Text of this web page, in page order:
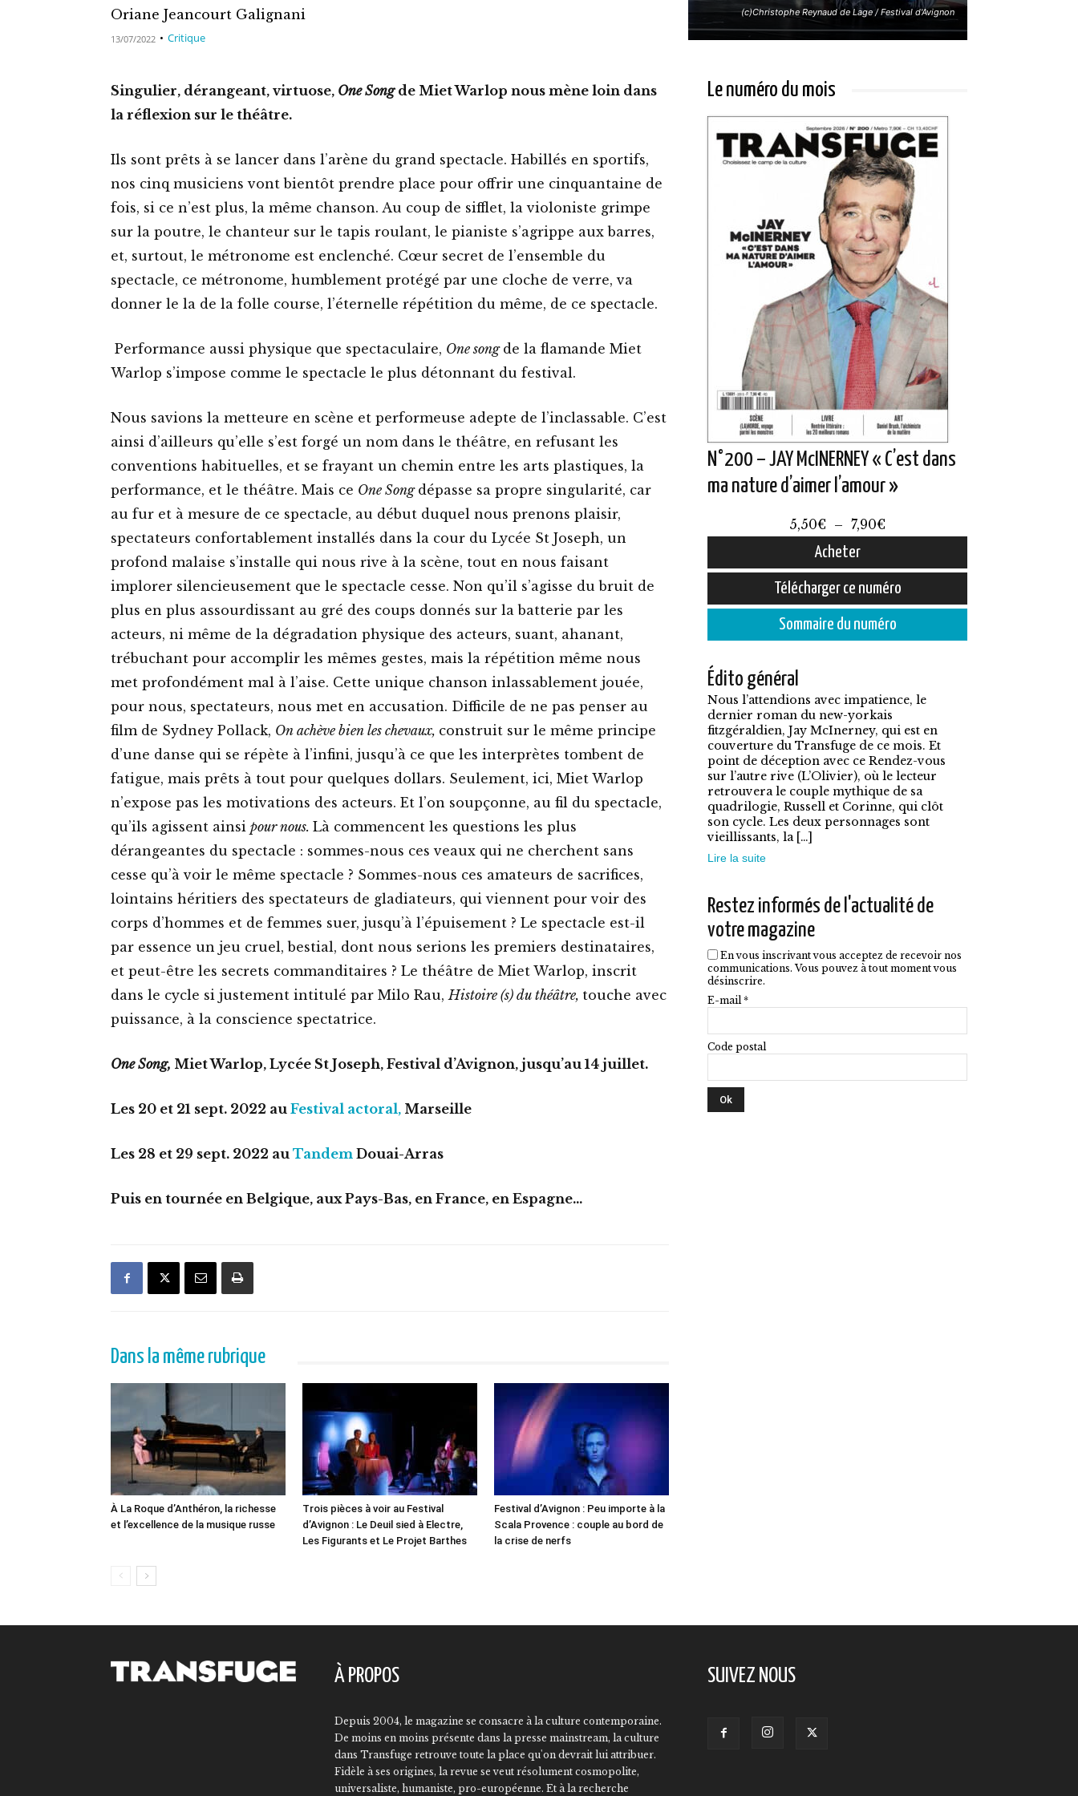
(c)Christophe Reynaud de Lage / Festival d'Avignon
Oriane Jeancourt Galignani
13/07/2022 Critique
Singulier, dérangeant, virtuose, One Song de Miet Warlop nous mène loin dans
la réflexion sur le théâtre.
Ils sont prêts à se lancer dans l’arène du grand spectacle. Habillés en sportifs,
nos cinq musiciens vont bientôt prendre place pour offrir une cinquantaine de
fois, si ce n’est plus, la même chanson. Au coup de sifflet, la violoniste grimpe
sur la poutre, le chanteur sur le tapis roulant, le pianiste s’agrippe aux barres,
et, surtout, le métronome est enclenché. Cœur secret de l’ensemble du
spectacle, ce métronome, humblement protégé par une cloche de verre, va
donner le la de la folle course, l’éternelle répétition du même, de ce spectacle.
Performance aussi physique que spectaculaire, One song de la flamande Miet
Warlop s’impose comme le spectacle le plus détonnant du festival.
Nous savions la metteure en scène et performeuse adepte de l’inclassable. C’est
ainsi d’ailleurs qu’elle s’est forgé un nom dans le théâtre, en refusant les
conventions habituelles, et se frayant un chemin entre les arts plastiques, la
performance, et le théâtre. Mais ce One Song dépasse sa propre singularité, car
au fur et à mesure de ce spectacle, au début duquel nous prenons plaisir,
spectateurs confortablement installés dans la cour du Lycée St Joseph, un
profond malaise s’installe qui nous rive à la scène, tout en nous faisant
implorer silencieusement que le spectacle cesse. Non qu’il s’agisse du bruit de
plus en plus assourdissant au gré des coups donnés sur la batterie par les
acteurs, ni même de la dégradation physique des acteurs, suant, ahanant,
trébuchant pour accomplir les mêmes gestes, mais la répétition même nous
met profondément mal à l’aise. Cette unique chanson inlassablement jouée,
pour nous, spectateurs, nous met en accusation. Difficile de ne pas penser au
film de Sydney Pollack, On achève bien les chevaux, construit sur le même principe
d’une danse qui se répète à l’infini, jusqu’à ce que les interprètes tombent de
fatigue, mais prêts à tout pour quelques dollars. Seulement, ici, Miet Warlop
n’expose pas les motivations des acteurs. Et l’on soupçonne, au fil du spectacle,
qu’ils agissent ainsi pour nous. Là commencent les questions les plus
dérangeantes du spectacle : sommes-nous ces veaux qui ne cherchent sans
cesse qu’à voir le même spectacle ? Sommes-nous ces amateurs de sacrifices,
lointains héritiers des spectateurs de gladiateurs, qui viennent pour voir des
corps d’hommes et de femmes suer, jusqu’à l’épuisement ? Le spectacle est-il
par essence un jeu cruel, bestial, dont nous serions les premiers destinataires,
et peut-être les secrets commanditaires ? Le théâtre de Miet Warlop, inscrit
dans le cycle si justement intitulé par Milo Rau,Histoire (s) du théâtre, touche avec
puissance, à la conscience spectatrice.
One Song, Miet Warlop, Lycée St Joseph, Festival d’Avignon, jusqu’au 14 juillet.
Les 20 et 21 sept. 2022 au Festival actoral, Marseille
Les 28 et 29 sept. 2022 au Tandem Douai-Arras
Puis en tournée en Belgique, aux Pays-Bas, en France, en Espagne…
Dans la même rubrique
À La Roque d’Anthéron, la richesse
et l’excellence de la musique russe
Trois pièces à voir au Festival
d’Avignon : Le Deuil sied à Electre,
Les Figurants et Le Projet Barthes
Festival d’Avignon : Peu importe à la
Scala Provence : couple au bord de
la crise de nerfs
Le numéro du mois
N°200 – JAY McINERNEY « C’est dans
ma nature d’aimer l’amour »
5,50€ – 7,90€
prix :
5,50€
à
7,90€
Acheter
produit
variations.
Les
options
peuvent
être
choisies
sur
du
produit
Télécharger ce numéro
Sommaire du numéro
Édito général
Nous l’attendions avec impatience, le
dernier roman du new-yorkais
fitzgéraldien, Jay McInerney, qui est en
couverture du Transfuge de ce mois. Et
point de déception avec ce Rendez-vous
sur l’autre rive (L’Olivier), où le lecteur
retrouvera le couple mythique de sa
quadrilogie, Russell et Corinne, qui clôt
son cycle. Les deux personnages sont
vieillissants, la […]
Lire la suite
Restez informés de l'actualité de
votre magazine
En vous inscrivant vous acceptez de recevoir nos
communications. Vous pouvez à tout moment vous
désinscrire.
E-mail *
Code postal
À PROPOS
Depuis 2004, le magazine se consacre à la culture contemporaine.
De moins en moins présente dans la presse mainstream, la culture
dans Transfuge retrouve toute la place qu'on devrait lui attribuer.
Fidèle à ses origines, la revue se veut résolument cosmopolite,
universaliste, humaniste, pro-européenne. Et à la recherche
SUIVEZ NOUS